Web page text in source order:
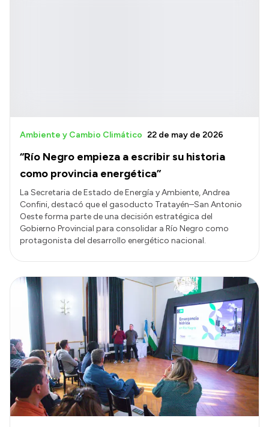
“Río Negro empieza a escribir su historia
como provincia energética”
Ambiente y Cambio Climático 22 de may de 2026
La Secretaria de Estado de Energía y Ambiente, Andrea
Confini, destacó que el gasoducto Tratayén–San Antonio
Oeste forma parte de una decisión estratégica del
Gobierno Provincial para consolidar a Río Negro como
protagonista del desarrollo energético nacional.